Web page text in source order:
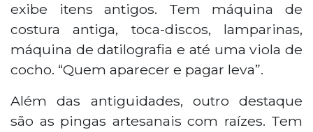
exibe itens antigos. Tem máquina de
costura antiga, toca-discos, lamparinas,
máquina de datilografia e até uma viola de
cocho. “Quem aparecer e pagar leva”.
Além das antiguidades, outro destaque
são as pingas artesanais com raízes. Tem